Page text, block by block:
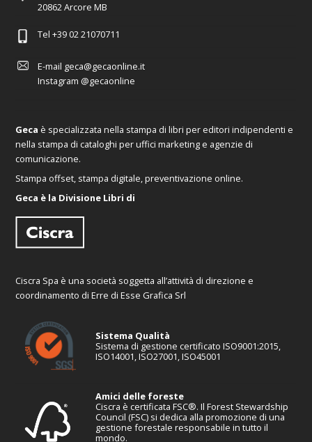
20862 Arcore MB
Tel +39 02 21070711
E-mail geca@gecaonline.it
Instagram @gecaonline
Geca è specializzata nella stampa di libri per editori indipendenti e
nella stampa di cataloghi per uffici marketing e agenzie di
comunicazione.
Stampa offset, stampa digitale, preventivazione online.
Geca è la Divisione Libri di
Ciscra Spa è una società soggetta all’attività di direzione e
coordinamento di Erre di Esse Grafica Srl
Sistema Qualità
Sistema di gestione certificato ISO9001:2015,
ISO14001, ISO27001, ISO45001
Amici delle foreste
Ciscra è certificata FSC®. Il Forest Stewardship
Council (FSC) si dedica alla promozione di una
gestione forestale responsabile in tutto il
mondo.